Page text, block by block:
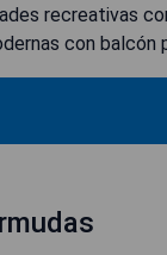
recreativas
con balcón